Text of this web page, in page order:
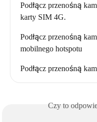
Podłącz przenośną
karty SIM 4G.
Podłącz przenośną
mobilnego hotspotu
Podłącz przenośną
Czy to